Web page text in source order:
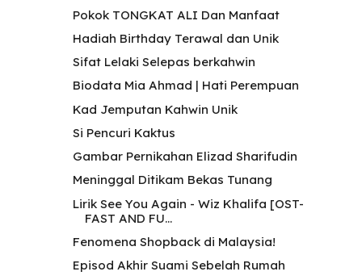
Pokok TONGKAT ALI Dan Manfaat
Hadiah Birthday Terawal dan Unik
Sifat Lelaki Selepas berkahwin
Biodata Mia Ahmad | Hati Perempuan
Kad Jemputan Kahwin Unik
Si Pencuri Kaktus
Gambar Pernikahan Elizad Sharifudin
Meninggal Ditikam Bekas Tunang
Lirik See You Again - Wiz Khalifa [OST-
FAST AND FU...
Fenomena Shopback di Malaysia!
Episod Akhir Suami Sebelah Rumah